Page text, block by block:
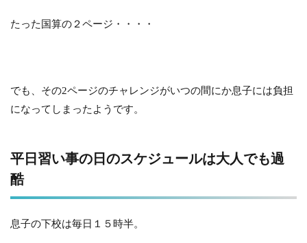
たった国算の２ページ・・・・
でも、その2ページのチャレンジがいつの間にか息子には負担
になってしまったようです。
平日習い事の日のスケジュールは大人でも過
酷
息子の下校は毎日１５時半。